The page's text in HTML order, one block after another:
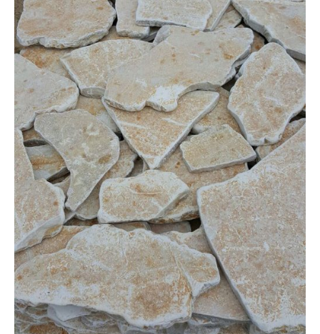
O NÁS
NOVINKY
SHOWROOM
KONTAKT